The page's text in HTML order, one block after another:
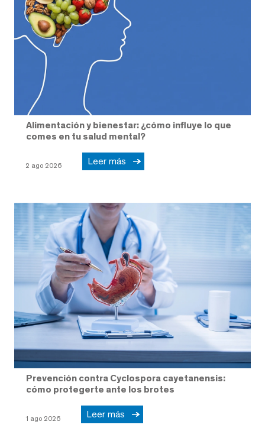
Alimentación y bienestar: ¿cómo influye lo que
comes en tu salud mental?
2 ago 2026 Leer más
Prevención contra Cyclospora cayetanensis:
cómo protegerte ante los brotes
1 ago 2026 Leer más